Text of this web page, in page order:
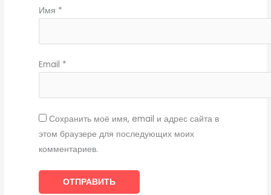
Имя *
Email *
Сохранить моё имя, email и адрес сайта в
этом браузере для последующих моих
комментариев.